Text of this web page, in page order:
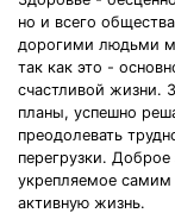
но и всего
дорогими людьми
так как это -
счастливой жизни.
планы, успешно
преодолевать
перегрузки.
укрепляемое самим
активную жизнь.